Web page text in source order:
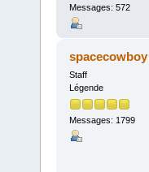
Messages: 572
spacecowboy
Staff
Légende
Messages: 1799